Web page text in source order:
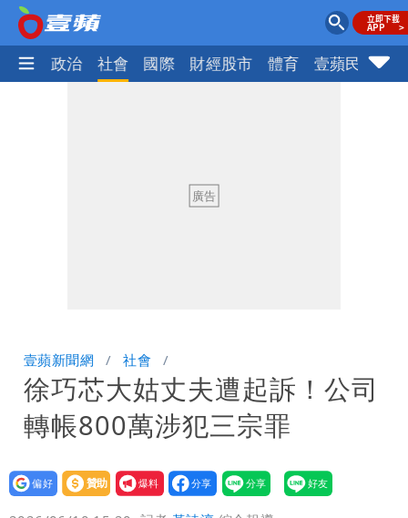
生活 政治 社會 國際 財經股市 體育 壹蘋民調
壹蘋新聞網 社會
徐巧芯大姑丈夫遭起訴！公司
轉帳800萬涉犯三宗罪
設為
贊助
我要
爆料